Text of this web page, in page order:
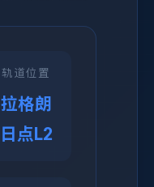
轨道位置
拉格朗
日点L2